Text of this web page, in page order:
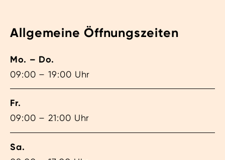
Allgemeine Öffnungszeiten
Mo. – Do.
09:00 – 19:00 Uhr
Fr.
09:00 – 21:00 Uhr
Sa.